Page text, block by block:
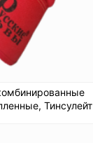
Тинсулейт